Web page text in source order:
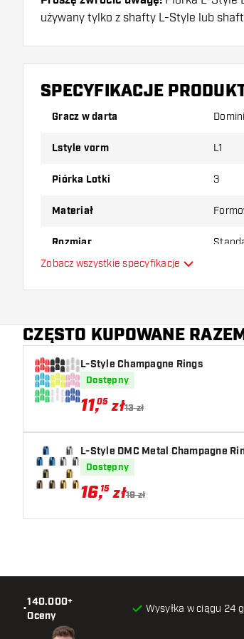
używany tylko z shafty L-Style lub
Upewnij się, że masz pod ręką dużo
uszkodzone lub złamane w wyniku
który wariant najbardziej Ci
SPECYFIKACJE
Gracz w darta
Lstyle vorm L1
Piórka Lotki 3
Materiał
Rozmiar
Dodatkowe kolory
Główny kolor
Zobacz wszystkie specyfikacje
CZĘSTO KUPOWANE
L-Style Champagne Rings
Dostępny
11,05 zł13 zł
L-Style DMC Metal Champagne
Dostępny
16,15 zł19 zł
•
140.000+
Oceny
Wysyłka w ciągu 24